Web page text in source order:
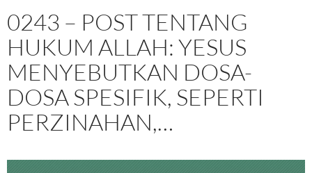
0243 – POST TENTANG
HUKUM ALLAH: YESUS
MENYEBUTKAN DOSA-
DOSA SPESIFIK, SEPERTI
PERZINAHAN,…